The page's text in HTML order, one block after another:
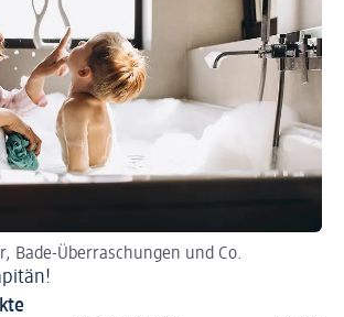
Bade-Überraschungen und Co.